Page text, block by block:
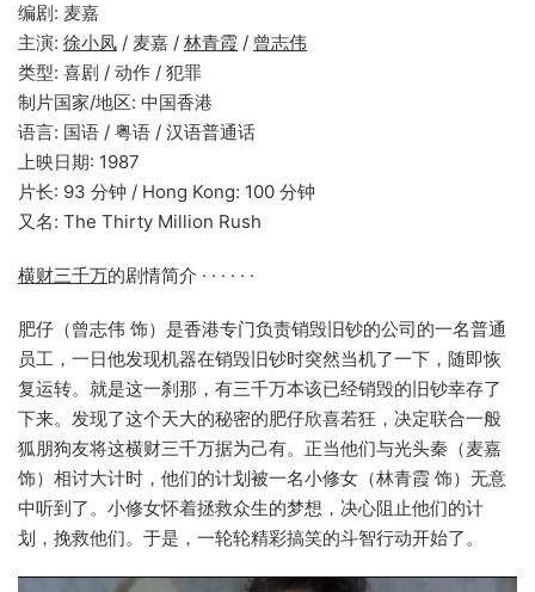
编剧: 麦嘉
主演: 徐小凤 / 麦嘉 / 林青霞 / 曾志伟
类型: 喜剧 / 动作 / 犯罪
制片国家/地区: 中国香港
语言: 国语 / 粤语 / 汉语普通话
上映日期: 1987
片长: 93 分钟 / Hong Kong: 100 分钟
又名: The Thirty Million Rush
横财三千万的剧情简介 · · · · · ·
肥仔（曾志伟 饰）是香港专门负责销毁旧钞的公司的一名普通
员工，一日他发现机器在销毁旧钞时突然当机了一下，随即恢
复运转。就是这一刹那，有三千万本该已经销毁的旧钞幸存了
下来。发现了这个天大的秘密的肥仔欣喜若狂，决定联合一般
狐朋狗友将这横财三千万据为己有。正当他们与光头秦（麦嘉
饰）相讨大计时，他们的计划被一名小修女（林青霞 饰）无意
中听到了。小修女怀着拯救众生的梦想，决心阻止他们的计
划，挽救他们。于是，一轮轮精彩搞笑的斗智行动开始了。